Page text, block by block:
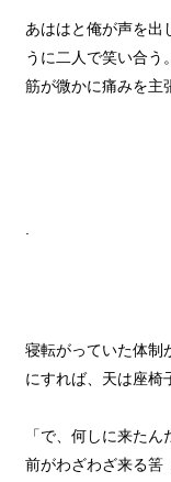
あははと俺が声を出
うに二人で笑い合う
筋が微かに痛みを主
寝転がっていた体制
にすれば、天は座椅
「で、何しに来た
前がわざわざ来る筈